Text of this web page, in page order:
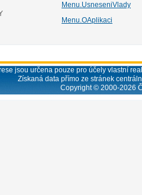
Menu.UsneseniVlady
Menu.OAplikaci
jsou určena pouze pro účely vlastní
Získaná data přímo ze stránek
Copyright © 2000-2026